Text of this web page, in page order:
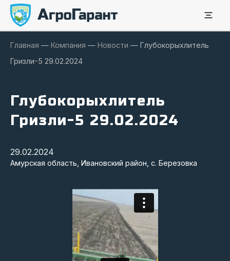
Главная — Компания — Новости — Глубокорыхлитель
Гризли-5 29.02.2024
Глубокорыхлитель
Гризли-5 29.02.2024
29.02.2024
Амурская область, Ивановский район, с. Березовка